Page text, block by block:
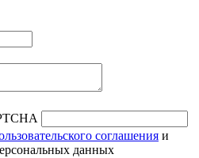
соглашения и
данных